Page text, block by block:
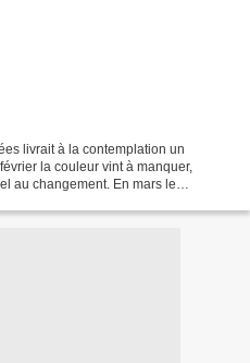
livrait à la contemplation un
la couleur vint à manquer,
au changement. En mars le